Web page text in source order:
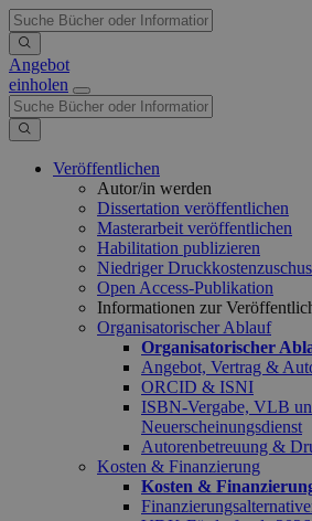
Angebot
einholen
Veröffentlichen
Autor/in werden
Dissertation veröffentlichen
Masterarbeit veröffentlichen
Habilitation publizieren
Niedriger
Open Access-Publikation
Informationen zur
Organisatorischer Ablauf
Organisatorischer
Angebot, Vertrag &
ORCID & ISNI
ISBN-Vergabe, VLB
Neuerscheinungsdienst
Autorenbetreuung &
Kosten & Finanzierung
Kosten &